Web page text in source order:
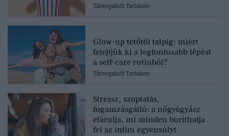
Támogatott Tartalom
Glow-up tetőtől talpig: miért
felejtjük ki a legfontosabb lépést
a self-care rutinból?
Támogatott Tartalom
Stressz, szoptatás,
fogamzásgátló: a nőgyógyász
elárulja, mi minden boríthatja
fel az intim egyensúlyt